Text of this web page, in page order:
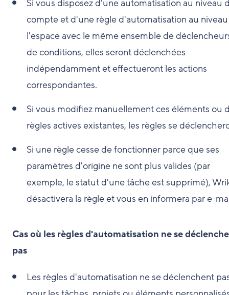
Si vous disposez d'une automatisation au niveau
compte et d'une règle d'automatisation au
l'espace avec le même ensemble de
de conditions, elles seront déclenchées
indépendamment et effectueront les actions
correspondantes.
Si vous modifiez manuellement ces éléments ou
règles actives existantes, les règles se
Si une règle cesse de fonctionner parce que ses
paramètres d'origine ne sont plus valides (par
exemple, le statut d'une tâche est supprimé),
désactivera la règle et vous en informera par e-
Cas où les règles d'automatisation ne se
pas
Les règles d'automatisation ne se déclenchent